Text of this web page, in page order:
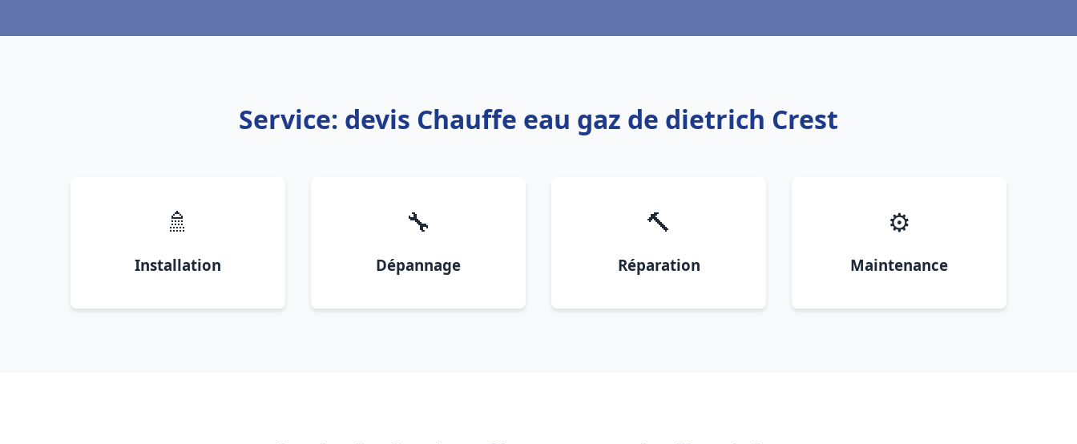
Service: devis Chauffe eau gaz de dietrich Crest
🚿
Installation
🔧
Dépannage
🔨
Réparation
⚙️
Maintenance